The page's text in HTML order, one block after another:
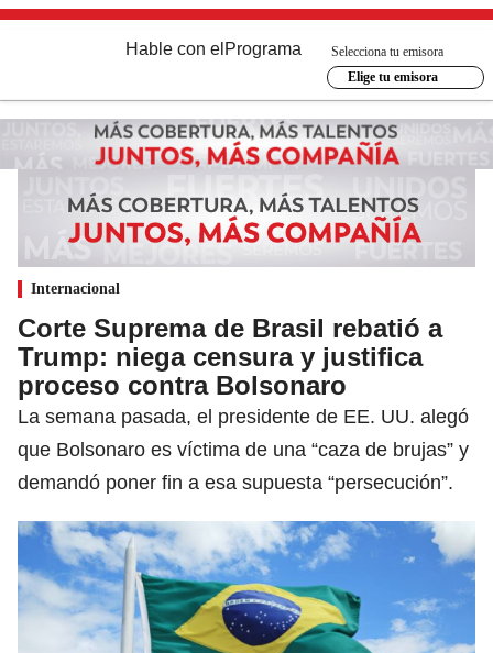
Hable con el Programa
Selecciona tu emisora
Elige tu emisora
Internacional
Corte Suprema de Brasil rebatió a
Trump: niega censura y justifica
proceso contra Bolsonaro
La semana pasada, el presidente de EE. UU. alegó
que Bolsonaro es víctima de una “caza de brujas” y
demandó poner fin a esa supuesta “persecución”.